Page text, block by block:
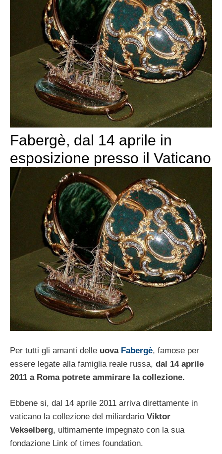
Fabergè, dal 14 aprile in
esposizione presso il Vaticano
Per tutti gli amanti delle uova Fabergè, famose per
essere legate alla famiglia reale russa, dal 14 aprile
2011 a Roma potrete ammirare la collezione.
Ebbene si, dal 14 aprile 2011 arriva direttamente in
vaticano la collezione del miliardario Viktor
Vekselberg, ultimamente impegnato con la sua
fondazione Link of times foundation.